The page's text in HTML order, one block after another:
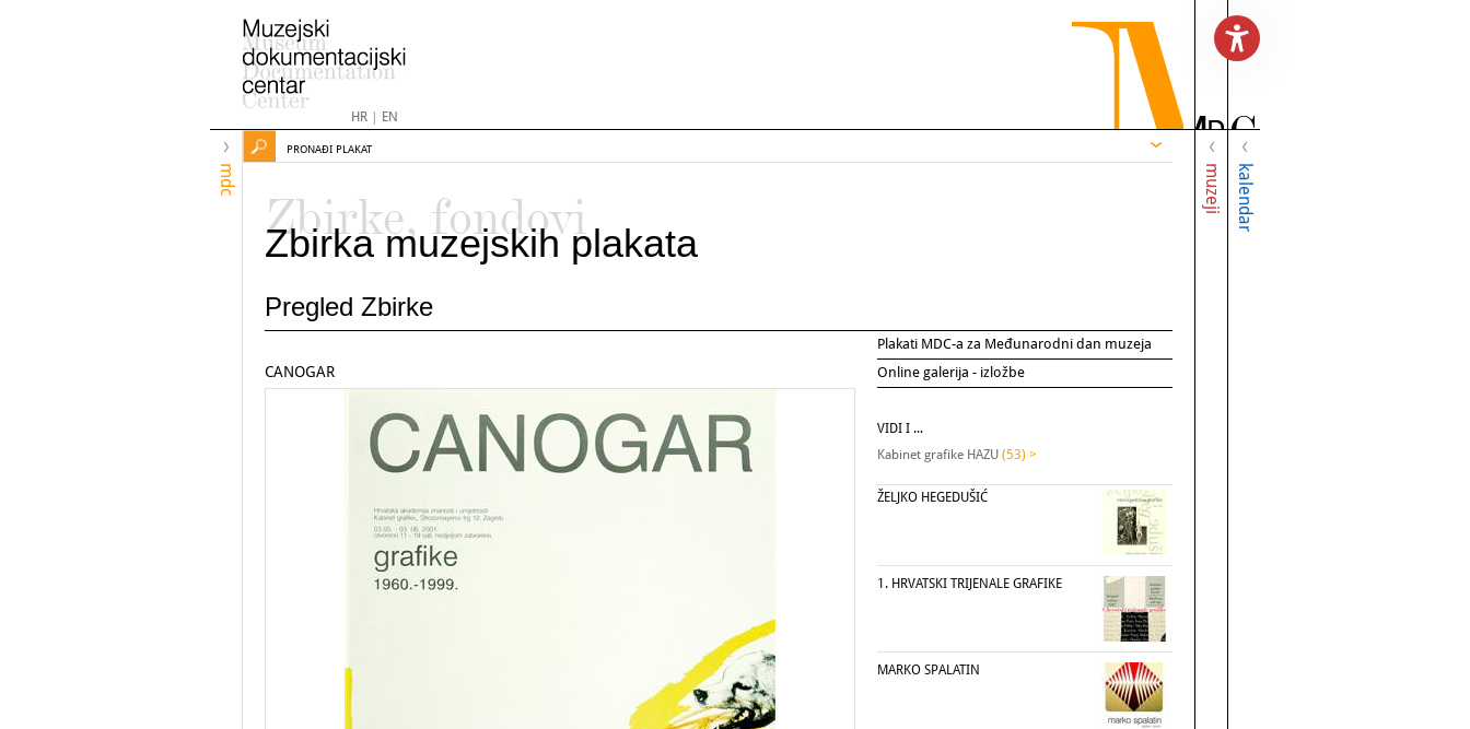
HR| EN
mdc muzeji kalendar
PRONAĐI PLAKAT
Zbirke, fondovi
Zbirka muzejskih plakata
Pregled Zbirke
Plakati MDC-a za Međunarodni dan muzeja
Online galerija - izložbe
CANOGAR
VIDI I ...
Kabinet grafike HAZU (53) >
ŽELJKO HEGEDUŠIĆ
1. HRVATSKI TRIJENALE GRAFIKE
MARKO SPALATIN